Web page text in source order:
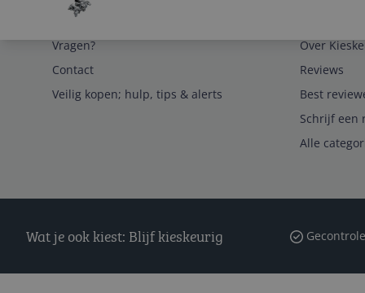
Service
Vragen?
Contact
Veilig kopen; hulp, tips & alerts
Over
Reviews
Best
Schrijf een
Alle
Wat je ook kiest: Blijf kieskeurig